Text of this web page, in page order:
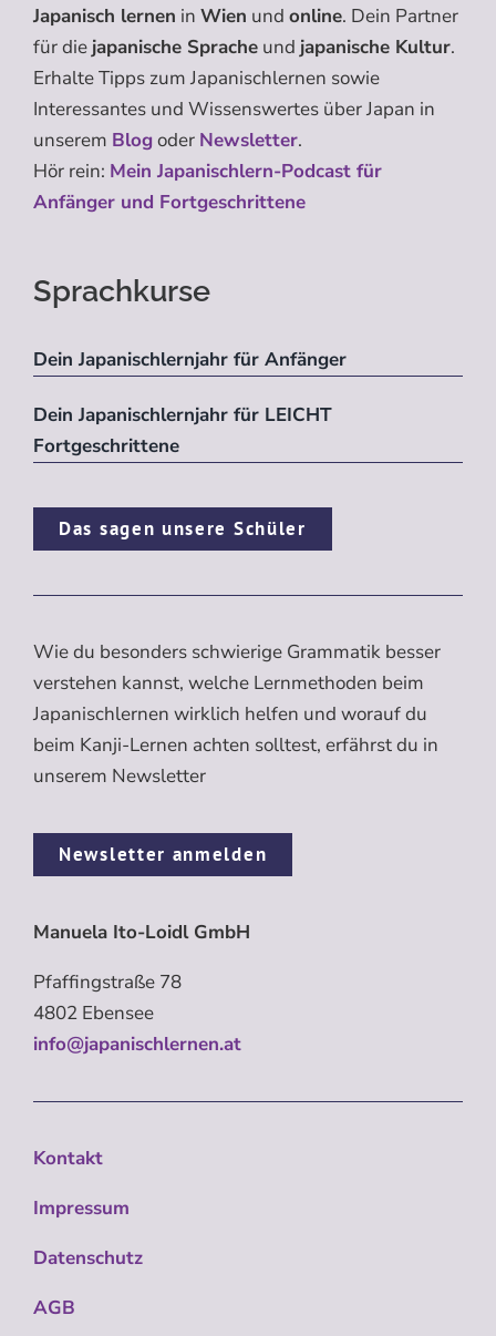
Japanisch lernen in Wien und online. Dein Partner
für die japanische Sprache und japanische Kultur.
Erhalte Tipps zum Japanischlernen sowie
Interessantes und Wissenswertes über Japan in
unserem Blogoder Newsletter.
Hör rein: Mein Japanischlern-Podcast für
Anfänger und Fortgeschrittene
Sprachkurse
Dein Japanischlernjahr für Anfänger
Dein Japanischlernjahr für LEICHT
Fortgeschrittene
Das sagen unsere Schüler
Wie du besonders schwierige Grammatik besser
verstehen kannst, welche Lernmethoden beim
Japanischlernen wirklich helfen und worauf du
beim Kanji-Lernen achten solltest, erfährst du in
unserem Newsletter
Newsletter anmelden
Manuela Ito-Loidl GmbH
Pfaffingstraße 78
4802 Ebensee
info@japanischlernen.at
Kontakt
Impressum
Datenschutz
AGB